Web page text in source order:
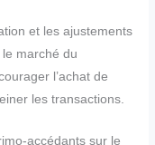
et les ajustements
marché du
l’achat de
les transactions.
accédants sur le